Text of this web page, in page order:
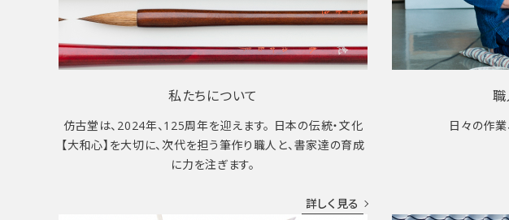
私たちについて
仿古堂は、2024年、125周年を迎えます。 日本の伝統・文化
【大和心】を大切に、次代を担う筆作り職人と、書家達の育成
に力を注ぎます。
詳しく見る
職
日々の作業